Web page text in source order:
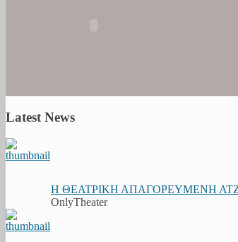
Latest News
Η ΘΕΑΤΡΙΚΗ ΑΠΑΓΟΡΕΥΜΕΝΗ
OnlyTheater